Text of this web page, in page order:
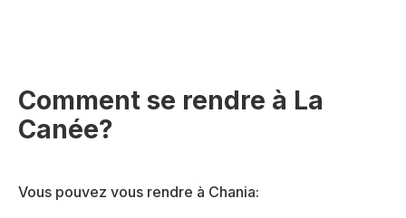
Comment se rendre à La
Canée?
Vous pouvez vous rendre à Chania: